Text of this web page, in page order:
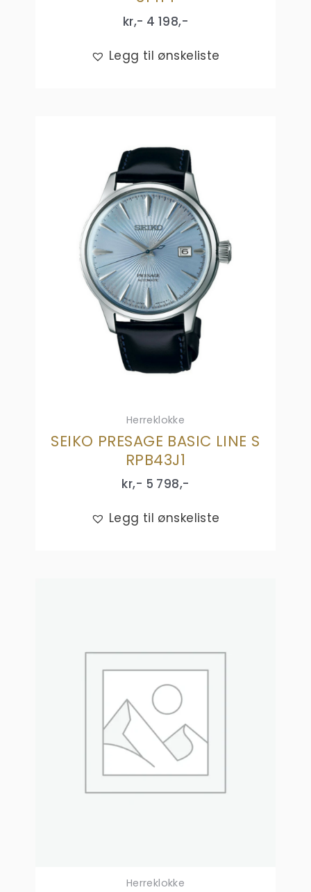
kr,- 4 198,-
Legg til ønskeliste
Herreklokke
SEIKO PRESAGE BASIC LINE S
RPB43J1
kr,- 5 798,-
Legg til ønskeliste
Herreklokke